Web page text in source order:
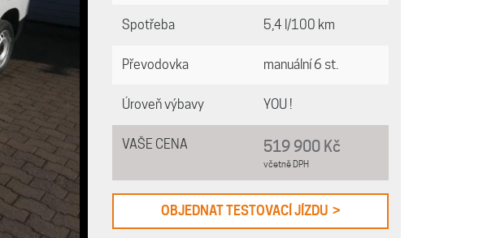
Spotřeba 5,4 l/100 km
Převodovka manuální 6 st.
Úroveň výbavy YOU !
VAŠE CENA 519 900 Kč
včetně DPH
OBJEDNAT TESTOVACÍ JÍZDU >